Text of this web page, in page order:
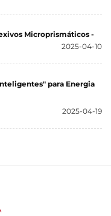
Microprismáticos -
2025-04-10
para Energia
2025-04-19